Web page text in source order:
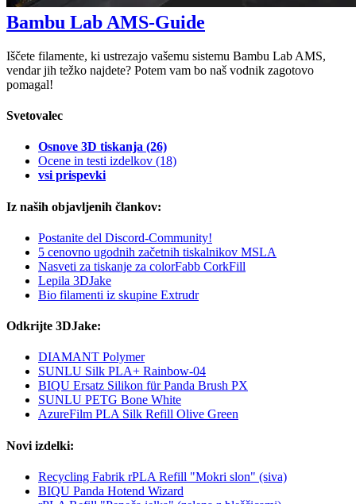
Bambu Lab AMS-Guide
Iščete filamente, ki ustrezajo vašemu sistemu Bambu Lab AMS,
vendar jih težko najdete? Potem vam bo naš vodnik zagotovo
pomagal!
Svetovalec
Osnove 3D tiskanja (26)
Ocene in testi izdelkov (18)
vsi prispevki
Iz naših objavljenih člankov:
Postanite del Discord-Community!
5 cenovno ugodnih začetnih tiskalnikov MSLA
Nasveti za tiskanje za colorFabb CorkFill
Lepila 3DJake
Bio filamenti iz skupine Extrudr
Odkrijte 3DJake:
DIAMANT Polymer
SUNLU Silk PLA+ Rainbow-04
BIQU Ersatz Silikon für Panda Brush PX
SUNLU PETG Bone White
AzureFilm PLA Silk Refill Olive Green
Novi izdelki:
Recycling Fabrik rPLA Refill "Mokri slon" (siva)
BIQU Panda Hotend Wizard